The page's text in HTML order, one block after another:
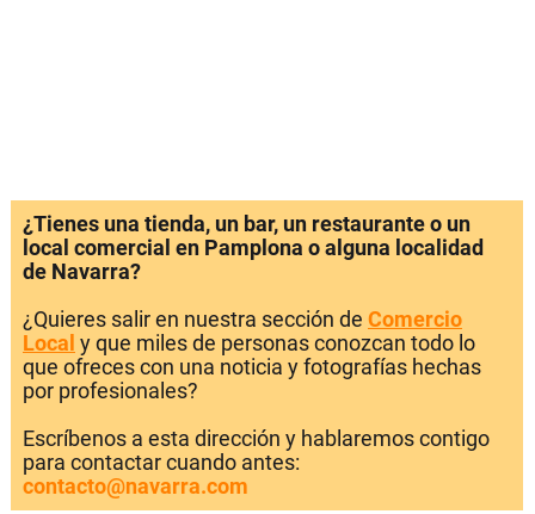
¿Tienes una tienda, un bar, un restaurante o un
local comercial en Pamplona o alguna localidad
de Navarra?
¿Quieres salir en nuestra sección de Comercio
Local y que miles de personas conozcan todo lo
que ofreces con una noticia y fotografías hechas
por profesionales?
Escríbenos a esta dirección y hablaremos contigo
para contactar cuando antes:
contacto@navarra.com